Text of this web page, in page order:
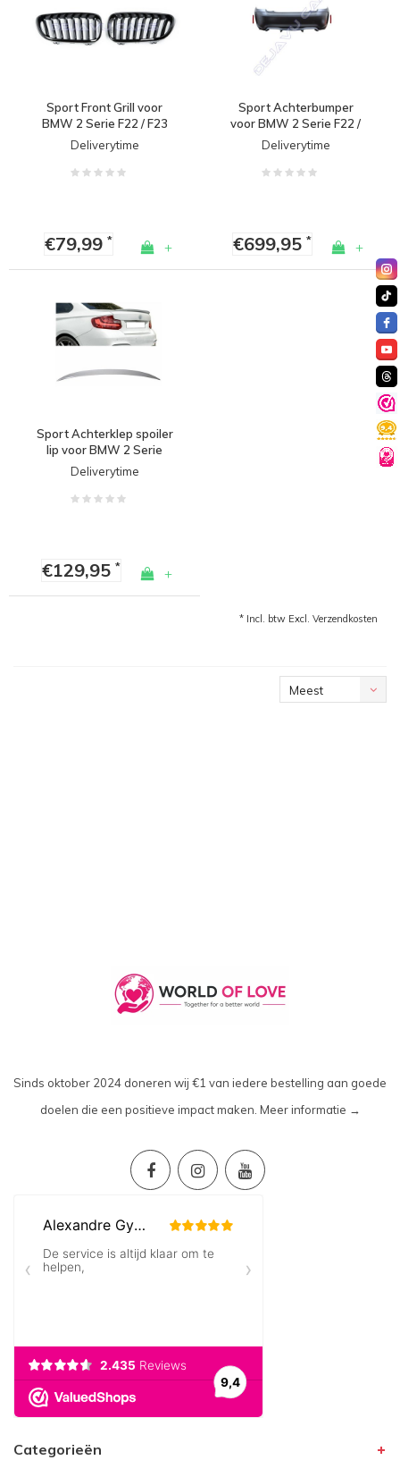
Sport Front Grill voor
BMW 2 Serie F22 / F23
Deliverytime
€79,99* +
Sport Achterbumper
voor BMW 2 Serie F22 /
F23 / M Pakket
Deliverytime
€699,95* +
Sport Achterklep spoiler
lip voor BMW 2 Serie
F22 Coupe / M Pakket
Deliverytime
€129,95* +
* Incl. btw Excl. Verzendkosten
Meest
Sinds oktober 2024 doneren wij €1 van iedere bestelling aan goede
doelen die een positieve impact maken. Meer informatie →
Categorieën